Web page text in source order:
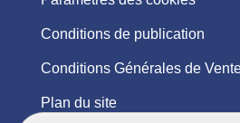
Conditions de publication
Conditions Générales de
Plan du site